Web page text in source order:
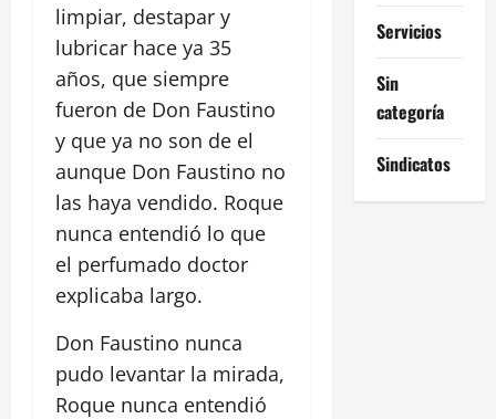
limpiar, destapar y
lubricar hace ya 35
años, que siempre
fueron de Don Faustino
y que ya no son de el
aunque Don Faustino no
las haya vendido. Roque
nunca entendió lo que
el perfumado doctor
explicaba largo.
Don Faustino nunca
pudo levantar la mirada,
Roque nunca entendió
Servicios
Sin
categoría
Sindicatos